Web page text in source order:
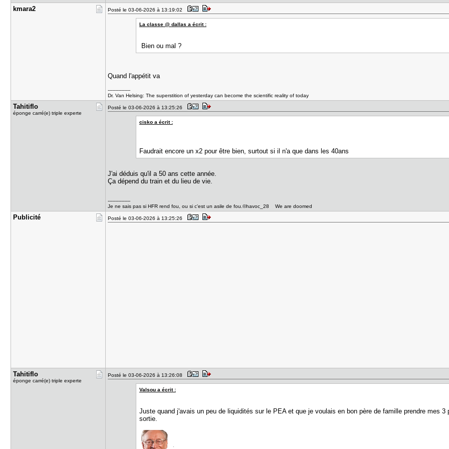
kmara2 Posté le 03-06-2026 à 13:19:02
La classe @ dallas a écrit :
Bien ou mal ?
Quand l'appétit va
---------------
Dr. Van Helsing: The superstition of yesterday can become the scientific reality of today
Tahitiflo
éponge carré(e) triple experte
Posté le 03-06-2026 à 13:25:26
cisko a écrit :
Faudrait encore un x2 pour être bien, surtout si il n'a que dans les 40ans
J'ai déduis qu'il a 50 ans cette année.
Ça dépend du train et du lieu de vie.
---------------
Je ne sais pas si HFR rend fou, ou si c'est un asile de fou.©havoc_28 We are doomed
Publicité Posté le 03-06-2026 à 13:25:26
Tahitiflo
éponge carré(e) triple experte
Posté le 03-06-2026 à 13:26:08
Valsou a écrit :
Juste quand j'avais un peu de liquidités sur le PEA et que je voulais en bon père de famille prendre mes
sortie.